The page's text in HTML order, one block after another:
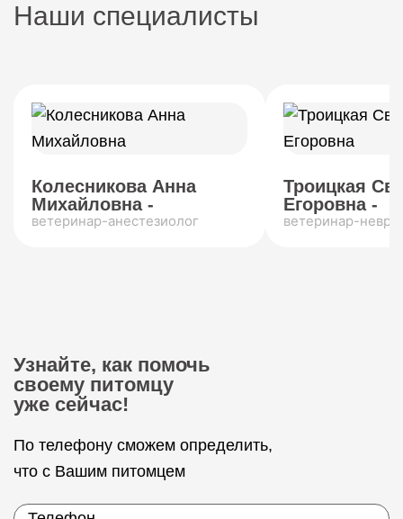
Наши специалисты
Колесникова Анна
Михайловна -
ветеринар-анестезиолог
Троицкая
Егоровна -
ветеринар-
Узнайте, как помочь
своему питомцу
уже сейчас!
По телефону сможем определить,
что с Вашим питомцем